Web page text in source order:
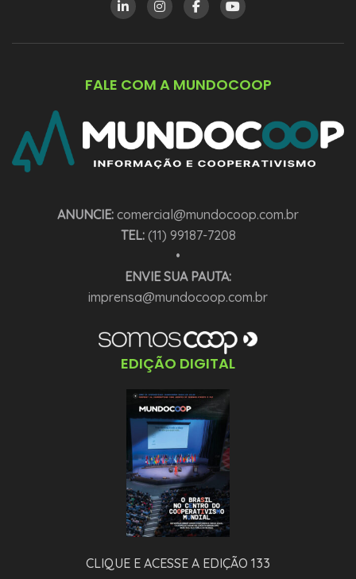
FALE COM A MUNDOCOOP
ANUNCIE: comercial@mundocoop.com.br
TEL:(11) 99187-7208
•
ENVIE SUA PAUTA:
imprensa@mundocoop.com.br
EDIÇÃO DIGITAL
CLIQUE E ACESSE A EDIÇÃO 133